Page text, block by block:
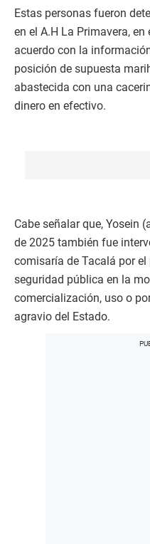
Estas personas fueron
en el A.H La Primavera,
acuerdo con la
posición de supuesta
abastecida con una
dinero en efectivo.
Cabe señalar que, Yosein
de 2025 también fue
comisaría de Tacalá por
seguridad pública en la
comercialización, uso o
agravio del Estado.